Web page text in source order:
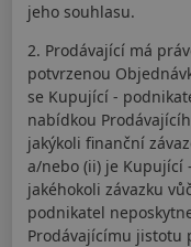
jeho souhlasu.
2. Prodávající má
potvrzenou
se Kupující -
nabídkou
jakýkoli finanční
a/nebo (ii) je
jakéhokoli závazku
podnikatel
Prodávajícímu jistotu